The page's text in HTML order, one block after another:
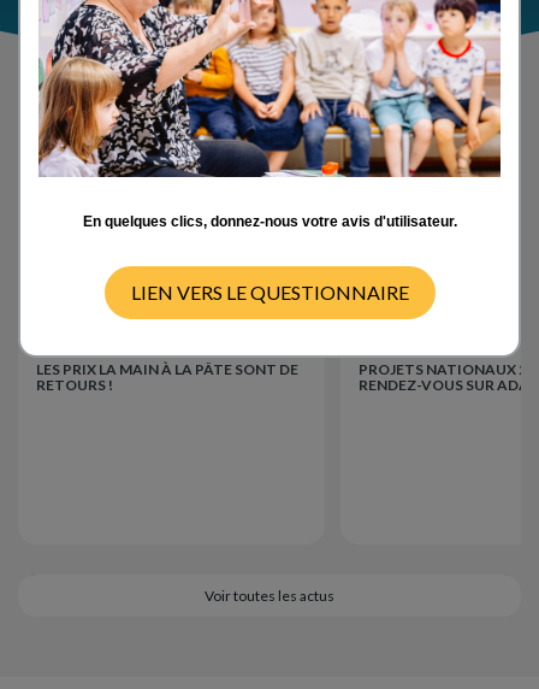
Actualités
LES PRIX LA MAIN À LA PÂTE SONT DE
RETOURS !
PROJETS NATIONAUX
RENDEZ-VOUS SUR
Voir toutes les actus
En quelques clics, donnez-nous votre avis d'utilisateur.
LIEN VERS LE QUESTIONNAIRE